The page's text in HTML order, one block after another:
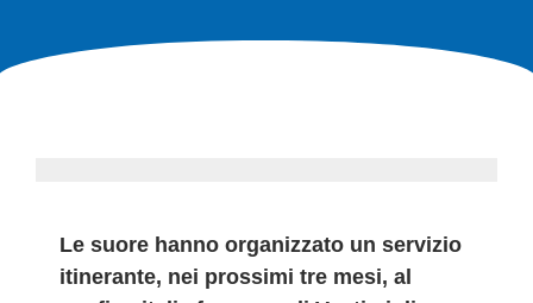
Le suore hanno organizzato un servizio
itinerante, nei prossimi tre mesi, al